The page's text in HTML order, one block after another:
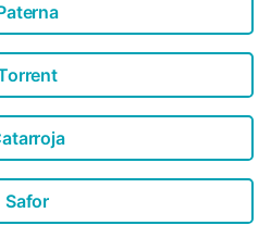
Safor